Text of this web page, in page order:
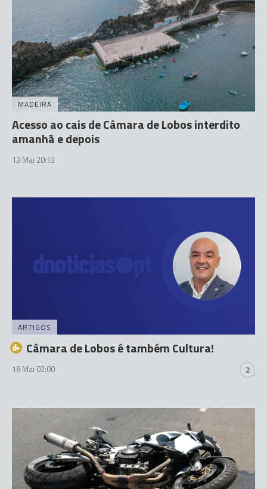
MADEIRA
Acesso ao cais de Câmara de Lobos interdito
amanhã e depois
13 Mai 20:13
ARTIGOS
Câmara de Lobos é também Cultura!
18 Mai 02:00 2